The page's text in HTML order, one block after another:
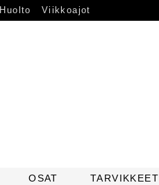
Huolto Viikkoajot
OSAT TARVIKKEET